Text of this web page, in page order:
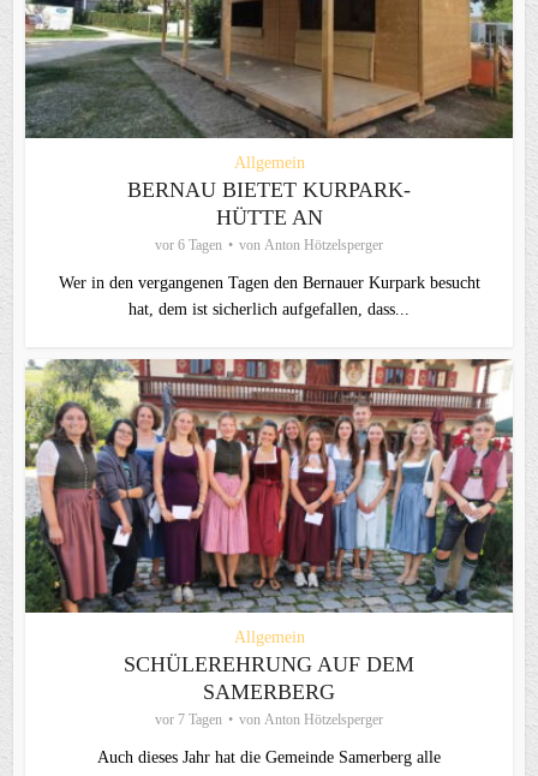
Allgemein
BERNAU BIETET KURPARK-
HÜTTE AN
vor 6 Tagen von Anton Hötzelsperger
Wer in den vergangenen Tagen den Bernauer Kurpark besucht
hat, dem ist sicherlich aufgefallen, dass...
Allgemein
SCHÜLEREHRUNG AUF DEM
SAMERBERG
vor 7 Tagen von Anton Hötzelsperger
Auch dieses Jahr hat die Gemeinde Samerberg alle